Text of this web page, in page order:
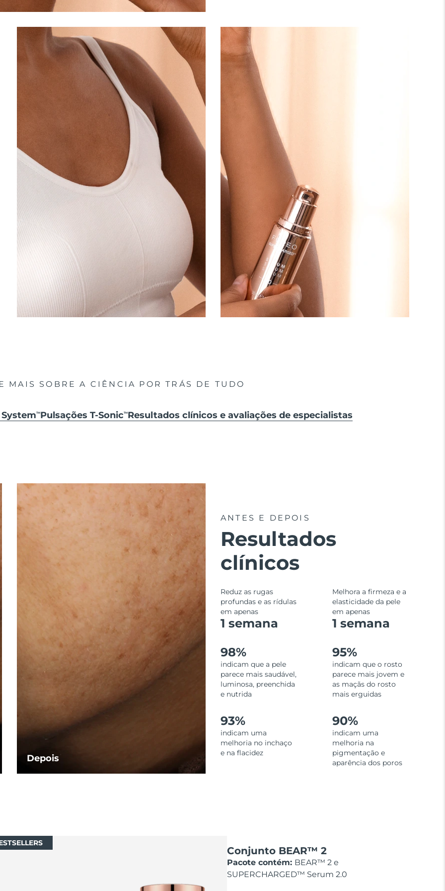
MAIS SOBRE A CIÊNCIA POR TRÁS DE TUDO
TMPulsações T-SonicTMResultados clínicos e avaliações de especialistas
Depois
ANTES E DEPOIS
Resultados
clínicos
Reduz as rugas
profundas e as rídulas
em apenas
1 semana
Melhora a firmeza e a
elasticidade da pele
em apenas
1 semana
98%
indicam que a pele
parece mais saudável,
luminosa, preenchida
e nutrida
95%
indicam que o rosto
parece mais jovem e
as maçãs do rosto
mais erguidas
93%
indicam uma
melhoria no inchaço
e na flacidez
90%
indicam uma
melhoria na
pigmentação e
aparência dos poros
Conjunto BEAR™ 2
Pacote contém: BEAR™ 2 e
SUPERCHARGED™ Serum 2.0